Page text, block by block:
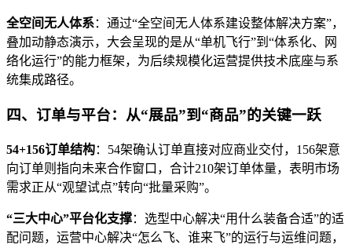
全空间无人体系：通过“全空间无人体系建设整体解决方案”，
叠加动静态演示，大会呈现的是从“单机飞行”到“体系化、网
络化运行”的能力框架，为后续规模化运营提供技术底座与系
统集成路径。
四、订单与平台：从“展品”到“商品”的关键一跃
54+156订单结构：54架确认订单直接对应商业交付，156架意
向订单则指向未来合作窗口，合计210架订单体量，表明市场
需求正从“观望试点”转向“批量采购”。
“三大中心”平台化支撑：选型中心解决“用什么装备合适”的适
配问题，运营中心解决“怎么飞、谁来飞”的运行与运维问题，